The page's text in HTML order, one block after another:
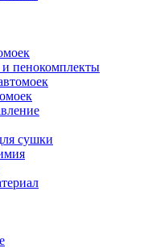
пенокомплекты
сушки